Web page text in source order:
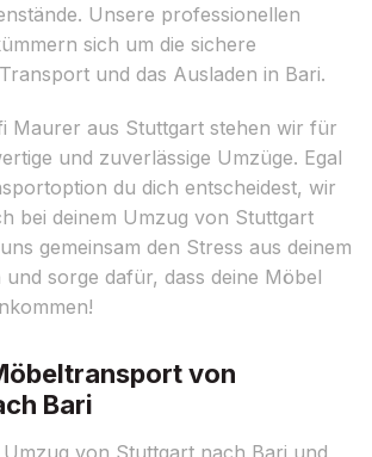
Unsere professionellen
sich um die sichere
und das Ausladen in Bari.
Maurer aus Stuttgart stehen wir für
und zuverlässige Umzüge. Egal
du dich entscheidest, wir
bei deinem Umzug von Stuttgart
gemeinsam den Stress aus deinem
sorge dafür, dass deine Möbel
von
Bari
von Stuttgart nach Bari und